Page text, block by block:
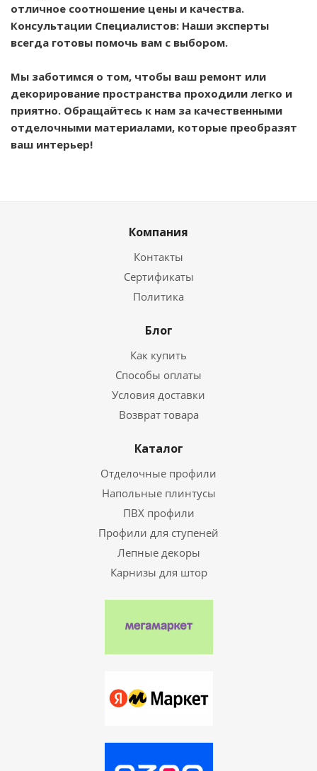
отличное соотношение цены и качества.
Консультации Специалистов: Наши эксперты
всегда готовы помочь вам с выбором.
Мы заботимся о том, чтобы ваш ремонт или
декорирование пространства проходили легко и
приятно. Обращайтесь к нам за качественными
отделочными материалами, которые преобразят
ваш интерьер!
Компания
Контакты
Сертификаты
Политика
Блог
Как купить
Способы оплаты
Условия доставки
Возврат товара
Каталог
Отделочные профили
Напольные плинтусы
ПВХ профили
Профили для ступеней
Лепные декоры
Карнизы для штор